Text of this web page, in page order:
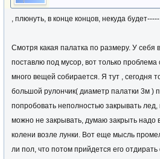
, плюнуть, в конце концов, некуда
Смотря какая палатка по размеру. У себя
поставлю под мусор, вот только проблема
много вещей собирается. Я тут , сегодня
большой рулончик( диаметр палатки 3м )
попробовать неполностью закрывать
можно не закрывать, думаю закрыть надо
колени возле лунки. Вот еще мысль
ли пол, что потом прийдется его